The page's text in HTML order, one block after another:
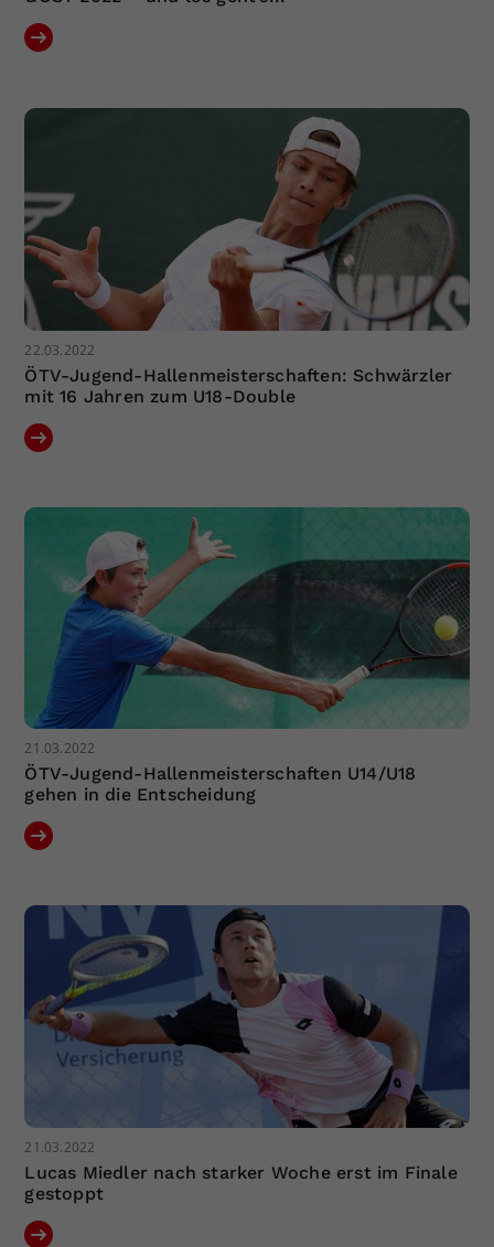
22.03.2022
ÖTV-Jugend-Hallenmeisterschaften: Schwärzler
mit 16 Jahren zum U18-Double
21.03.2022
ÖTV-Jugend-Hallenmeisterschaften U14/U18
gehen in die Entscheidung
21.03.2022
Lucas Miedler nach starker Woche erst im Finale
gestoppt